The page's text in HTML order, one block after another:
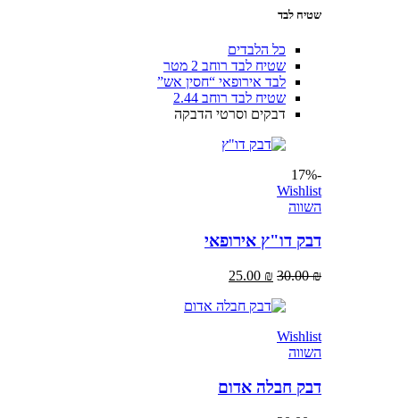
שטיח לבד
כל הלבדים
שטיח לבד רוחב 2 מטר
לבד אירופאי “חסין אש”
שטיח לבד רוחב 2.44
דבקים וסרטי הדבקה
Wishlist
דבק דו"ץ אירופאי
30.00
25.00₪
Wishlist
דבק חבלה אדום